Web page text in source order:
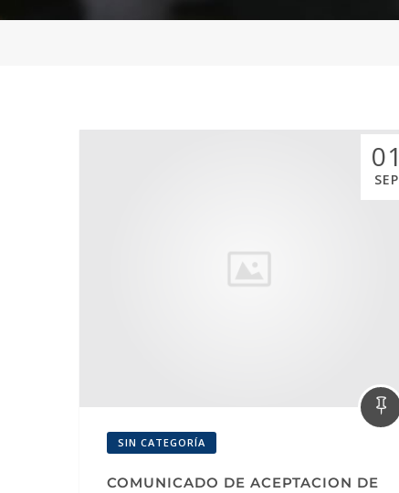
01
SEP
SIN CATEGORÍA
COMUNICADO DE ACEPTACION DE